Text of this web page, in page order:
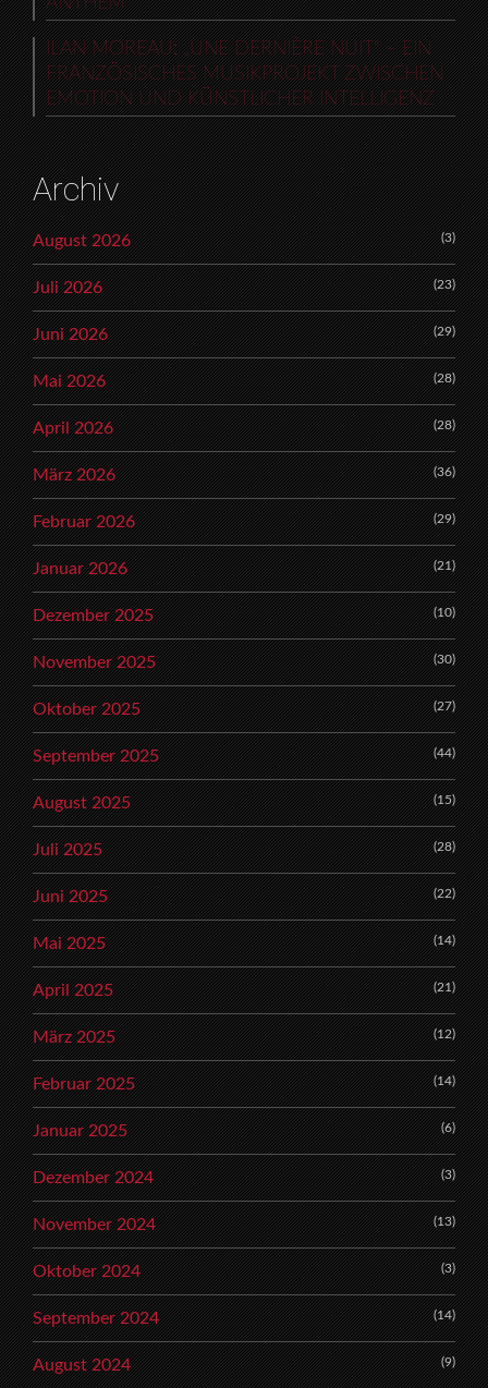
ILAN MOREAU: „UNE DERNIÈRE NUIT“ – EIN
FRANZÖSISCHES MUSIKPROJEKT ZWISCHEN
EMOTION UND KÜNSTLICHER INTELLIGENZ
Archiv
August 2026 (3)
Juli 2026 (23)
Juni 2026 (29)
Mai 2026 (28)
April 2026 (28)
März 2026 (36)
Februar 2026 (29)
Januar 2026 (21)
Dezember 2025 (10)
November 2025 (30)
Oktober 2025 (27)
September 2025 (44)
August 2025 (15)
Juli 2025 (28)
Juni 2025 (22)
Mai 2025 (14)
April 2025 (21)
März 2025 (12)
Februar 2025 (14)
Januar 2025 (6)
Dezember 2024 (3)
November 2024 (13)
Oktober 2024 (3)
September 2024 (14)
August 2024 (9)